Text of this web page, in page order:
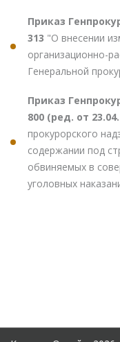
Приказ
313 "О внесении
организационно-
Генеральной
Приказ
800 (ред. от
прокурорского
содержании под
обвиняемых в
уголовных